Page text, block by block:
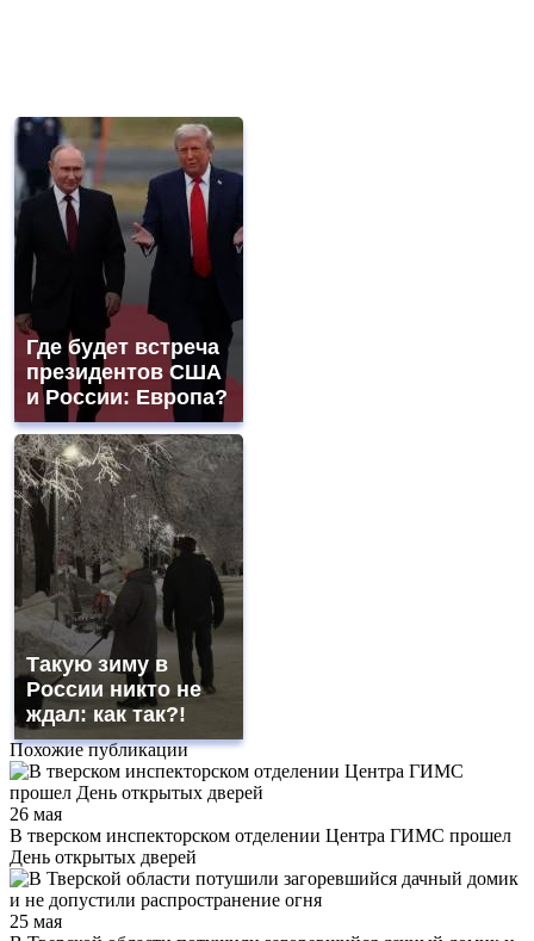
Где будет встреча
президентов США
и России: Европа?
Такую зиму в
России никто не
ждал: как так?!
Похожие публикации
26 мая
В тверском инспекторском oтделении Центра ГИМС прошел
День открытых двeрей
25 мая